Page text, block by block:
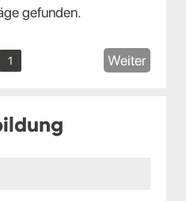
gefunden.
1 Weiter